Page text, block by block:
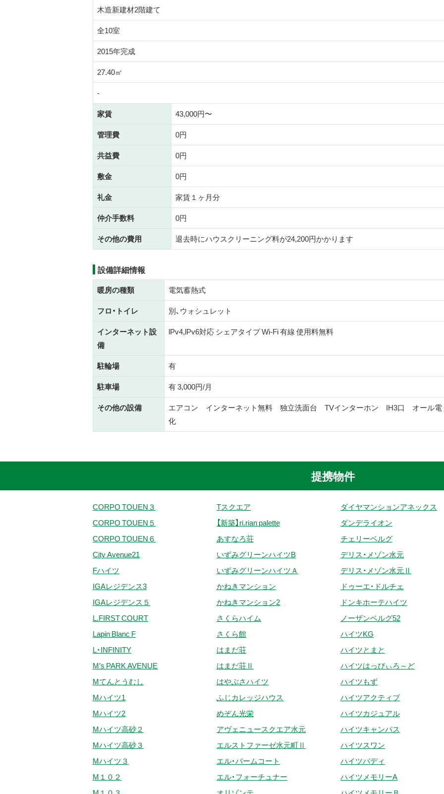
木造新建材2階建て
全10室
2015年完成
27.40㎡
-
家賃
43,000円〜
管理費
0円
共益費
0円
敷金
0円
礼金
家賃１ヶ月分
仲介手数料
0円
その他の費用
退去時にハウスクリーニング料が24,200円かかります
設備詳細情報
暖房の種類
電気蓄熱式
フロ・トイレ
別、ウォシュレット
インターネット設
備
lPv4,lPv6対応 シェアタイプ Wi-Fi 有線 使用料無料
駐輪場
有
駐車場
有 3,000円/月
その他の設備
エアコン インターネット無料 独立洗面台 TVインターホン IH3口 オール電
化
提携物件
CORPO TOUEN３
CORPO TOUEN５
CORPO TOUEN６
City Avenue21
Fハイツ
IGAレジデンス3
IGAレジデンス５
L.FIRST COURT
Lapin Blanc F
L・INFINITY
M’s PARK AVENUE
Mてんとうむし
Mハイツ1
Mハイツ2
Mハイツ高砂２
Mハイツ高砂３
Mハイツ３
M１０２
Tスクエア
【新築】ri.rian palette
あすなろ荘
いずみグリーンハイツB
いずみグリーンハイツＡ
かねきマンション
かねきマンション2
さくらハイム
さくら館
はまだ荘
はまだ荘Ⅱ
はやぶさハイツ
ふじカレッジハウス
めぞん光栄
アヴェニュースクエア水元
エルストファーゼ水元町Ⅱ
エル・パームコート
エル・フォーチュナー
ダイヤマンションアネックス
ダンデライオン
チェリーベルグ
デリス・メゾン水元
デリス・メゾン水元Ⅱ
ドゥーエ・ドルチェ
ドンキホーテハイツ
ノーザンベルグ52
ハイツKG
ハイツとまと
ハイツはっぴぃろ～ど
ハイツもず
ハイツアクティブ
ハイツカジュアル
ハイツキャンパス
ハイツスワン
ハイツバディ
ハイツメモリーA